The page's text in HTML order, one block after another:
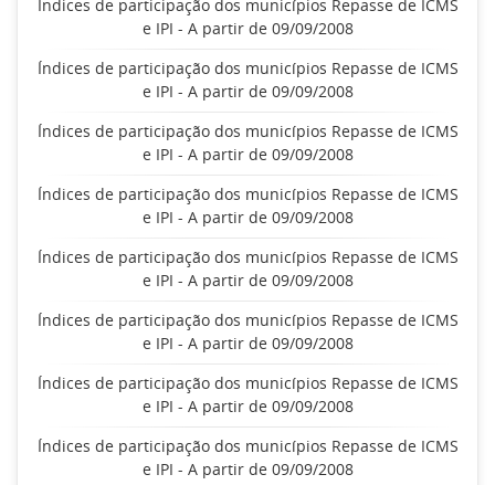
Índices de participação dos municípios Repasse de ICMS
e IPI - A partir de 09/09/2008
Índices de participação dos municípios Repasse de ICMS
e IPI - A partir de 09/09/2008
Índices de participação dos municípios Repasse de ICMS
e IPI - A partir de 09/09/2008
Índices de participação dos municípios Repasse de ICMS
e IPI - A partir de 09/09/2008
Índices de participação dos municípios Repasse de ICMS
e IPI - A partir de 09/09/2008
Índices de participação dos municípios Repasse de ICMS
e IPI - A partir de 09/09/2008
Índices de participação dos municípios Repasse de ICMS
e IPI - A partir de 09/09/2008
Índices de participação dos municípios Repasse de ICMS
e IPI - A partir de 09/09/2008